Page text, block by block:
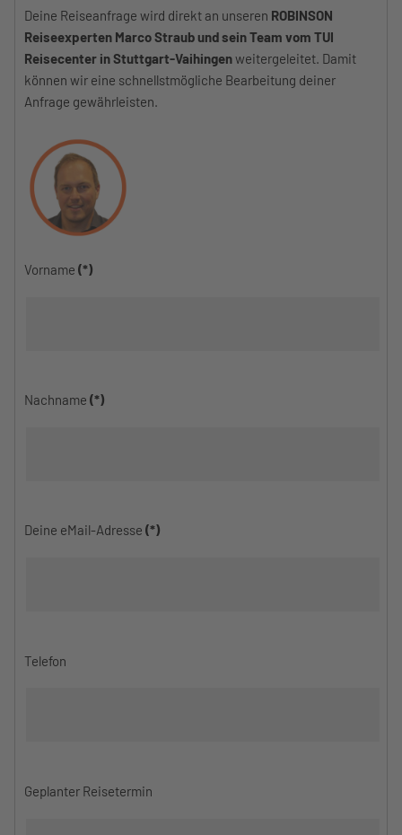
Deine Reiseanfrage wird direkt an unseren ROBINSON
Reiseexperten Marco Straub und sein Team vom TUI
Reisecenter in Stuttgart-Vaihingenweitergeleitet. Damit
können wir eine schnellstmögliche Bearbeitung deiner
Anfrage gewährleisten.
Vorname (*)
Nachname (*)
Deine eMail-Adresse (*)
Telefon
Geplanter Reisetermin